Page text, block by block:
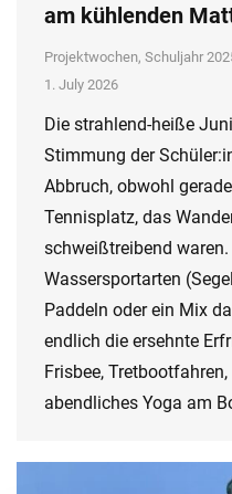
am kühlenden
Projektwochen, Schuljahr
1. July 2026
Die strahlend-heiße
Stimmung der
Abbruch, obwohl
Tennisplatz, das
schweißtreibend
Wassersportarten
Paddeln oder ein Mix
endlich die ersehnte
Frisbee,
abendliches Yoga am